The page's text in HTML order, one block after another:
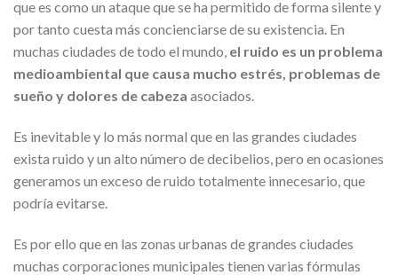
que es como un ataque que se ha permitido de forma silente y
por tanto cuesta más concienciarse de su existencia. En
muchas ciudades de todo el mundo, el ruido es un problema
medioambiental que causa mucho estrés, problemas de
sueño y dolores de cabeza asociados.
Es inevitable y lo más normal que en las grandes ciudades
exista ruido y un alto número de decibelios, pero en ocasiones
generamos un exceso de ruido totalmente innecesario, que
podría evitarse.
Es por ello que en las zonas urbanas de grandes ciudades
muchas corporaciones municipales tienen varias fórmulas